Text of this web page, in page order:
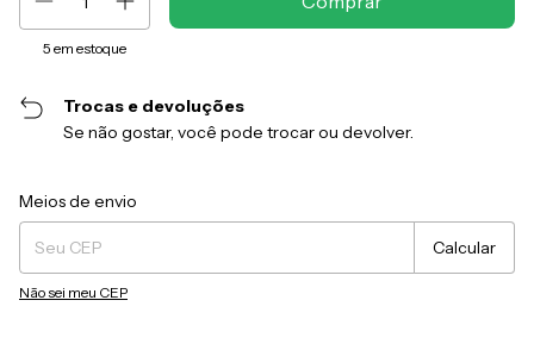
5 em estoque
Trocas e devoluções
Se não gostar, você pode trocar ou devolver.
Entregas para o CEP:
Meios de envio
Calcular
Não sei meu CEP